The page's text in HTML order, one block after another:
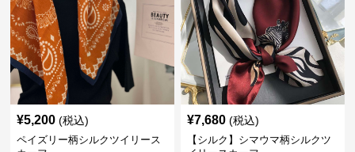
¥5,200 (税込)
ペイズリー柄シルクツイリース
¥7,680 (税込)
【シルク】シマウマ柄シルクツ